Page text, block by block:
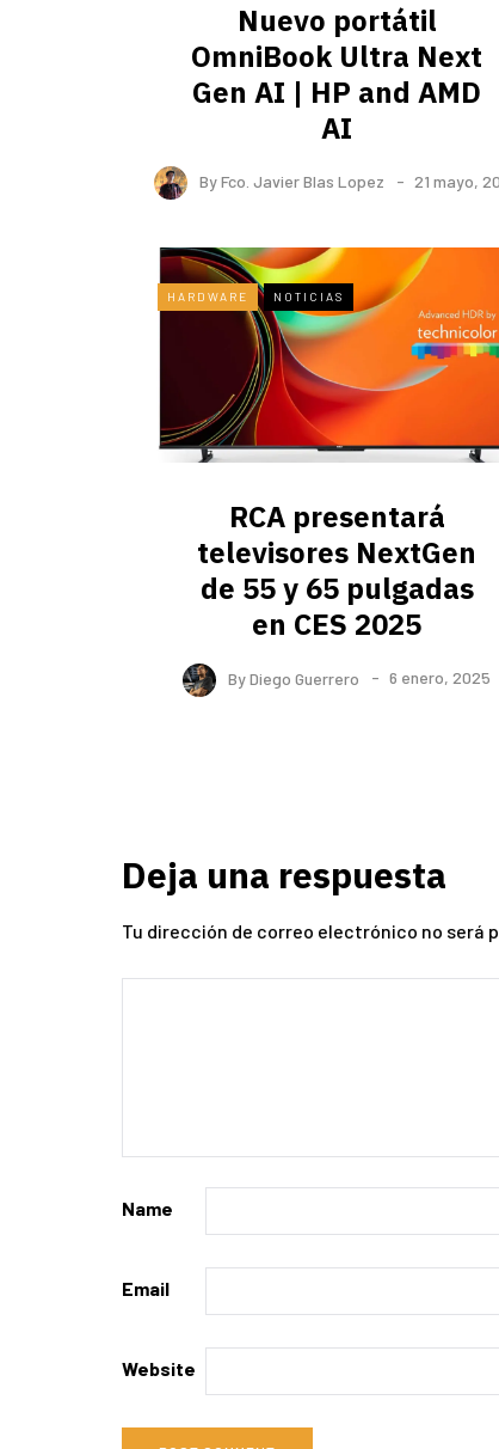
Nuevo portátil
OmniBook Ultra ​Next
Gen AI | HP and AMD
AI
ByFco. Javier Blas Lopez 21 mayo,
HARDWARE NOTICIAS
RCA presentará
televisores NextGen
de 55 y 65 pulgadas
en CES 2025
ByDiego Guerrero 6 enero, 2025
Deja una respuesta
Tu dirección de correo electrónico no será
Name
Email
Website